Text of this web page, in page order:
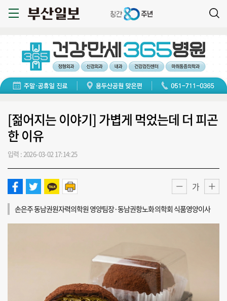
[젊어지는 이야기] 가볍게 먹었는데 더 피곤
한 이유
입력 : 2026-03-02 17:14:25
가
손은주 동남권원자력의학원 영양팀장·동남권항노화의학회 식품영양이사